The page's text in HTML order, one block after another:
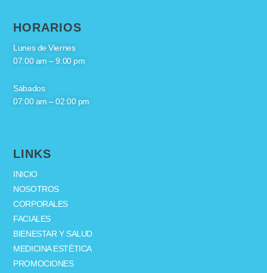
HORARIOS
Lunes de Viernes
07:00 am – 9:00 pm
Sábados
07:00 am – 02:00 pm
LINKS
INICIO
NOSOTROS
CORPORALES
FACIALES
BIENESTAR Y SALUD
MEDICINA ESTÉTICA
PROMOCIONES